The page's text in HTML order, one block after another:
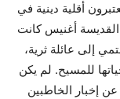
أقلية دينية في
أغنيس كانت
إلى عائلة ثرية،
للمسيح. لم يكن
إخبار الخاطبين